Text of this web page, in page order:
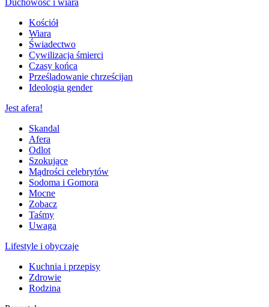
Kościół
Wiara
Świadectwo
Cywilizacja śmierci
Czasy końca
Prześladowanie chrześcijan
Ideologia gender
Jest afera!
Skandal
Afera
Odlot
Szokujące
Mądrości celebrytów
Sodoma i Gomora
Mocne
Zobacz
Taśmy
Uwaga
Lifestyle i obyczaje
Kuchnia i przepisy
Zdrowie
Rodzina